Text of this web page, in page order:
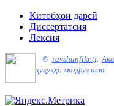
Китобҳои дарсӣ
Диссертатсия
Лексия
© ravshanfikr.tj.
ҳуқуқҳо маҳфуз аст.